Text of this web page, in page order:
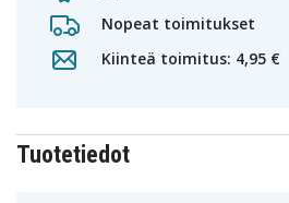
Nopeat toimitukset
Kiinteä toimitus: 4,95 €
Tuotetiedot